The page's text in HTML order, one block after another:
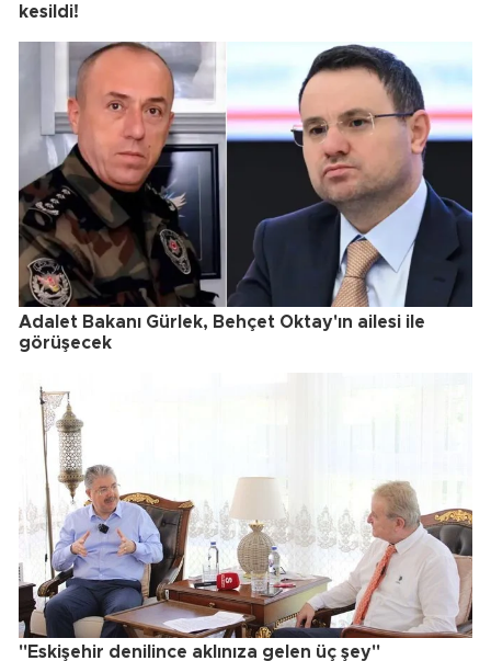
kesildi!
Adalet Bakanı Gürlek, Behçet Oktay'ın ailesi ile
görüşecek
"Eskişehir denilince aklınıza gelen üç şey"